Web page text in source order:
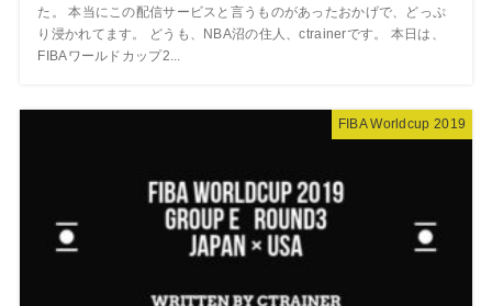
た。 本当にこの配信サービスと言うものがあったおかげで、どっぷ
り浸かれてます。 どうも、NBA沼の住人、ctrainerです。 本日は、
FIBAワールドカップ2...
FIBA Worldcup 2019